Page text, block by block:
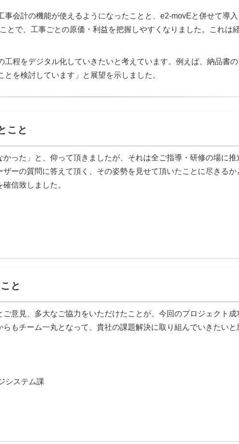
会計の機能が使えるようになったことと、e2-movEと併せて導
とで、工事ごとの原価・利益を把握しやすくなりました。これは
程をデジタル化していきたいと考えています。例えば、納品書
を検討しています」と展望を示しました。
こと
かった」と、仰って頂きましたが、それは全ご指導・研修の場に
ザーの質問に答えて頂く、その姿勢を見せて頂いたことに尽きる
信致しました。
と
ご意見、多大なご協力をいただけたことが、今回のプロジェクト
らもチーム一丸となって、貴社の課題解決に取り組んでいきたい
システム課